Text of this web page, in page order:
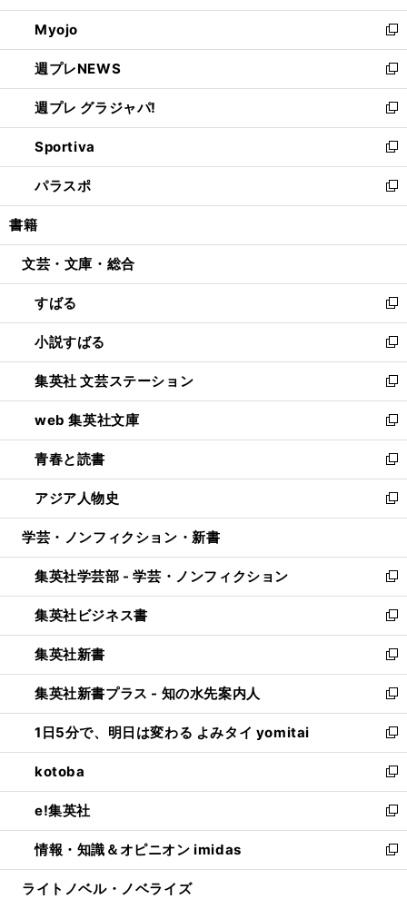
開
く
ウ
で
開
く
ン
ド
ウ
で
開
く
ウ
ィ
ン
ド
ウ
で
開
く
Myojo
新
し
い
ウ
ィ
ン
ド
ウ
で
開
週プレNEWS
新
し
い
ウ
ィ
ン
ド
ウ
開
週プレ グラジャパ!
新
し
い
ウ
ィ
ン
ウ
開
く
Sportiva
新
し
い
ウ
ン
ウ
で
開
く
パラスポ
新
し
ウ
ン
ド
ウ
で
開
く
書籍
文芸・文庫・総合
すばる
新
し
い
ウ
ィ
ン
ド
ウ
で
開
く
小説すばる
新
し
い
ウ
ィ
ン
ド
ウ
で
開
集英社 文芸ステーション
新
し
い
ウ
ィ
ン
ド
ウ
開
く
web 集英社文庫
新
し
い
ウ
ィ
ン
ウ
で
開
く
青春と読書
新
し
い
ウ
ン
ド
ウ
で
開
く
アジア人物史
新
し
ウ
ィ
ン
ド
ウ
で
開
く
学芸・ノンフィクション・新書
集英社学芸部 - 学芸・ノンフィクション
新
し
い
ウ
ィ
ン
ド
ウ
で
開
く
集英社ビジネス書
新
し
い
ウ
ィ
ン
ド
ウ
で
開
く
集英社新書
新
し
い
ウ
ィ
ン
ド
ウ
で
開
く
集英社新書プラス - 知の水先案内人
新
し
い
ウ
ィ
ン
ド
ウ
で
開
1日5分で、明日は変わる よみタイ yomitai
新
し
い
ウ
ィ
ン
ド
ウ
kotoba
新
し
い
ウ
ィ
ン
e!集英社
新
し
い
ウ
情報・知識＆オピニオン imidas
新
し
ライトノベル・ノベライズ